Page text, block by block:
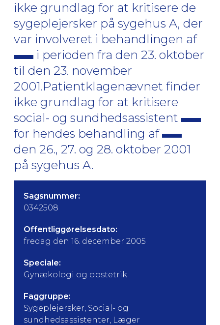
ikke grundlag for at kritisere de
sygeplejersker på sygehus A, der
var involveret i behandlingen af
i perioden fra den 23. oktober
til den 23. november
2001.Patientklagenævnet finder
ikke grundlag for at kritisere
social- og sundhedsassistent
for hendes behandling af
den 26., 27. og 28. oktober 2001
på sygehus A.
Sagsnummer:
0342508
Offentliggørelsesdato:
fredag den 16. december 2005
Speciale:
Gynækologi og obstetrik
Faggruppe:
Sygeplejersker, Social- og
sundhedsassistenter, Læger